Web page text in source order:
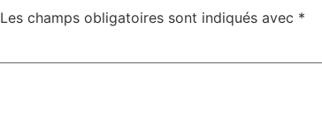
Les champs obligatoires sont indiqués avec *